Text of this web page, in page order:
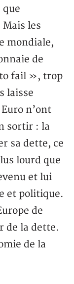
que
les
mondiale,
de
fail », trop
laisse
n’ont
sortir : la
sa dette, ce
lourd que
et lui
et politique.
de
de la dette.
de la